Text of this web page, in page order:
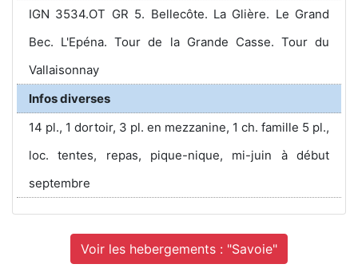
IGN 3534.OT GR 5. Bellecôte. La Glière. Le Grand
Bec. L'Epéna. Tour de la Grande Casse. Tour du
Vallaisonnay
Infos diverses
14 pl., 1 dortoir, 3 pl. en mezzanine, 1 ch. famille 5 pl.,
loc. tentes, repas, pique-nique, mi-juin à début
septembre
Voir les hebergements : "Savoie"